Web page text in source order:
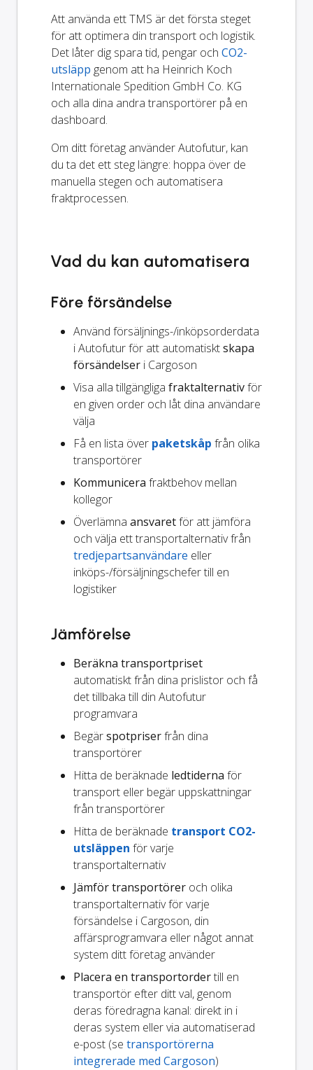
Att använda ett TMS är det första steget
för att optimera din transport och logistik.
Det låter dig spara tid, pengar och CO2-
utsläpp genom att ha Heinrich Koch
Internationale Spedition GmbH Co. KG
och alla dina andra transportörer på en
dashboard.
Om ditt företag använder Autofutur, kan
du ta det ett steg längre: hoppa över de
manuella stegen och automatisera
fraktprocessen.
Vad du kan automatisera
Före försändelse
Använd försäljnings-/inköpsorderdata
i Autofutur för att automatisktskapa
försändelser i Cargoson
Visa alla tillgängliga fraktalternativför
en given order och låt dina användare
välja
Få en lista över paketskåp från olika
transportörer
Kommunicera fraktbehov mellan
kollegor
Överlämna ansvaretför att jämföra
och välja ett transportalternativ från
tredjepartsanvändare eller
inköps-/försäljningschefer till en
logistiker
Jämförelse
Beräkna transportpriset
automatiskt från dina prislistor och få
det tillbaka till din Autofutur
programvara
Begärspotpriserfrån dina
transportörer
Hitta de beräknade ledtiderna för
transport eller begär uppskattningar
från transportörer
Hitta de beräknade transport CO2-
utsläppen för varje
transportalternativ
Jämför transportörer och olika
transportalternativ för varje
försändelse i Cargoson, din
affärsprogramvara eller något annat
system ditt företag använder
Placera en transportordertill en
transportör efter ditt val, genom
deras föredragna kanal: direkt in i
deras system eller via automatiserad
e-post (se transportörerna
integrerade med Cargoson)